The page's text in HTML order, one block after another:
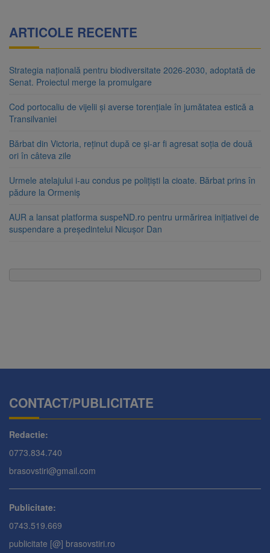
ARTICOLE RECENTE
Strategia națională pentru biodiversitate 2026-2030, adoptată de
Senat. Proiectul merge la promulgare
Cod portocaliu de vijelii și averse torențiale în jumătatea estică a
Transilvaniei
Bărbat din Victoria, reținut după ce și-ar fi agresat soția de două
ori în câteva zile
Urmele atelajului i-au condus pe polițiști la cioate. Bărbat prins în
pădure la Ormeniș
AUR a lansat platforma suspeND.ro pentru urmărirea inițiativei de
suspendare a președintelui Nicușor Dan
CONTACT/PUBLICITATE
Redactie:
0773.834.740
brasovstiri@gmail.com
Publicitate:
0743.519.669
publicitate [@] brasovstiri.ro